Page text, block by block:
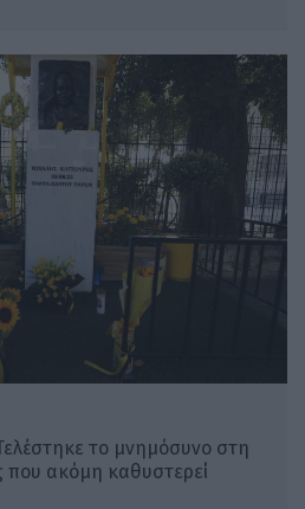
το μνημόσυνο στη
που ακόμη καθυστερεί